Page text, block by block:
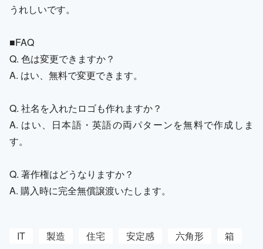
うれしいです。
■FAQ
Q. 色は変更できますか？
A. はい、無料で変更できます。
Q. 社名を入れたロゴも作れますか？
A. はい、日本語・英語の両パターンを無料で作成しま
す。
Q. 著作権はどうなりますか？
A. 購入時に完全無償譲渡いたします。
IT 製造 住宅 安定感 六角形
箱